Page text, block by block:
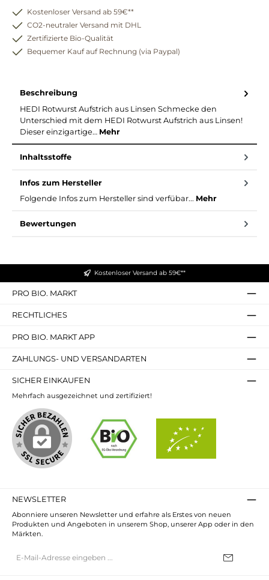
Kostenloser Versand ab 59€**
CO2-neutraler Versand mit DHL
Zertifizierte Bio-Qualität
Bequemer Kauf auf Rechnung (via Paypal)
Beschreibung
HEDI Rotwurst Aufstrich aus Linsen Schmecke den
Unterschied mit dem HEDI Rotwurst Aufstrich aus Linsen!
Dieser einzigartige… Mehr
Inhaltsstoffe
Infos zum Hersteller
Folgende Infos zum Hersteller sind verfübar... Mehr
Bewertungen
Kostenloser Versand ab 59€**
PRO BIO. MARKT
RECHTLICHES
PRO BIO. MARKT APP
ZAHLUNGS- UND VERSANDARTEN
SICHER EINKAUFEN
Mehrfach ausgezeichnet und zertifiziert!
NEWSLETTER
Abonniere unseren Newsletter und erfahre als Erstes von neuen
Produkten und Angeboten in unserem Shop, unserer App oder in den
Märkten.
Mail-